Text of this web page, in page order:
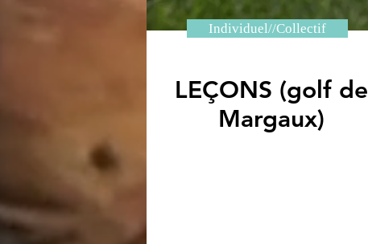
Individuel//Collectif
LEÇONS (golf de
Margaux)